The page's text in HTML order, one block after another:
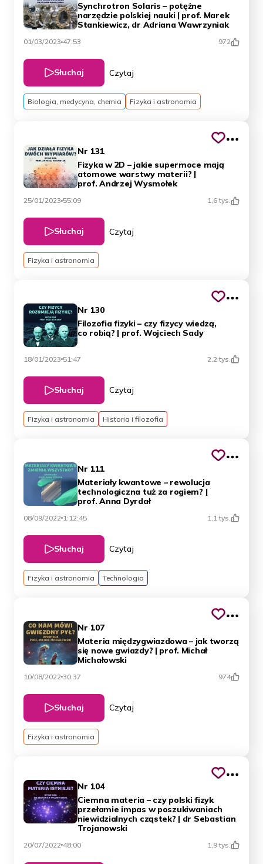
Synchrotron Solaris – potężne
narzędzie polskiej nauki | prof. Marek
Stankiewicz, dr Adriana Wawrzyniak
01/03/2023 47:53 972
Słuchaj Czytaj
Biologia, medycyna, chemia Fizyka i astronomia
Nr 131
Fizyka w 2D – jakie supermoce mają
atomowe warstwy materii? |
prof. Andrzej Wysmołek
25/01/2023 55:09 1,6 tys.
Słuchaj Czytaj
Fizyka i astronomia
Nr 130
Filozofia fizyki – czy fizycy wiedzą,
co robią? | prof. Wojciech Sady
18/01/2023 51:47 2,2 tys.
Słuchaj Czytaj
Fizyka i astronomia Historia i filozofia
Nr 111
Materiały kwantowe – rewolucja
technologiczna tuż za rogiem? |
prof. Anna Dyrdał
08/09/2022 1:12:45 1,1 tys.
Słuchaj Czytaj
Fizyka i astronomia Technologia
Nr 107
Materia międzygwiazdowa – jak tworzą
się nowe gwiazdy? | prof. Michał
Michałowski
10/08/2022 30:37 974
Słuchaj Czytaj
Fizyka i astronomia
Nr 104
Ciemna materia – czy polski fizyk
przełamie impas w poszukiwaniach
niewidzialnych cząstek? | dr Sebastian
Trojanowski
20/07/2022 48:00 1,9 tys.